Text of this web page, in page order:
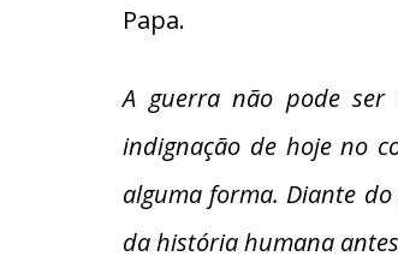
Papa.
A guerra não pode ser
indignação de hoje no
alguma forma. Diante
da história humana